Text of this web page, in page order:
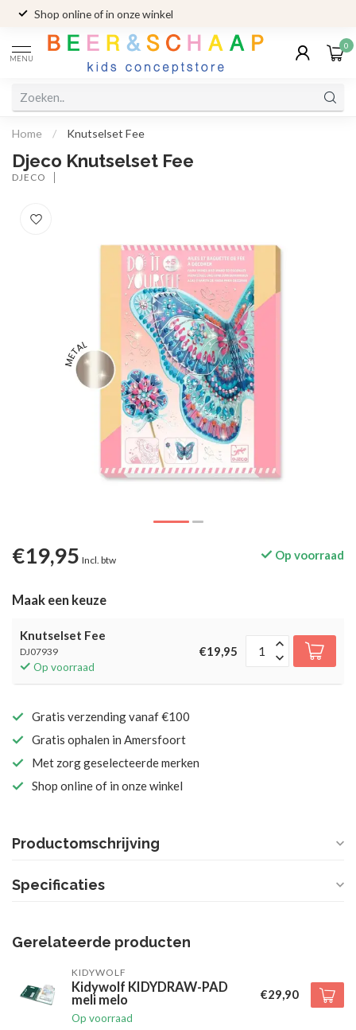
Shop online of in onze winkel
MENU
0
Home / Knutselset Fee
Djeco Knutselset Fee
DJECO
€19,95 Incl. btw Op voorraad
Maak een keuze
Knutselset Fee
DJ07939
Op voorraad
€19,95
Gratis verzending vanaf €100
Gratis ophalen in Amersfoort
Met zorg geselecteerde merken
Shop online of in onze winkel
Productomschrijving
Specificaties
Gerelateerde producten
KIDYWOLF
Kidywolf KIDYDRAW-PAD
meli melo
Op voorraad
€29,90